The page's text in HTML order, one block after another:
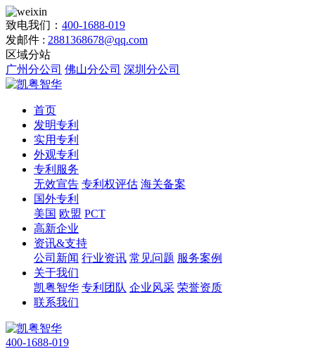
致电我们： 400-1688-019
发邮件 : 2881368678@qq.com
区域分站
广州分公司 佛山分公司 深圳分公司
首页
发明专利
实用专利
外观专利
专利服务
无效宣告 专利权评估 海关备案
国外专利
美国 欧盟 PCT
高新企业
资讯&支持
公司新闻 行业资讯 常见问题 服务案例
关于我们
凯粤智华 专利团队 企业风采 荣誉资质
联系我们
400-1688-019